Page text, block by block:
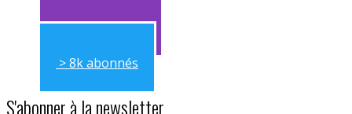
> 11k abonnés
> 8k abonnés
S'abonner à la newsletter